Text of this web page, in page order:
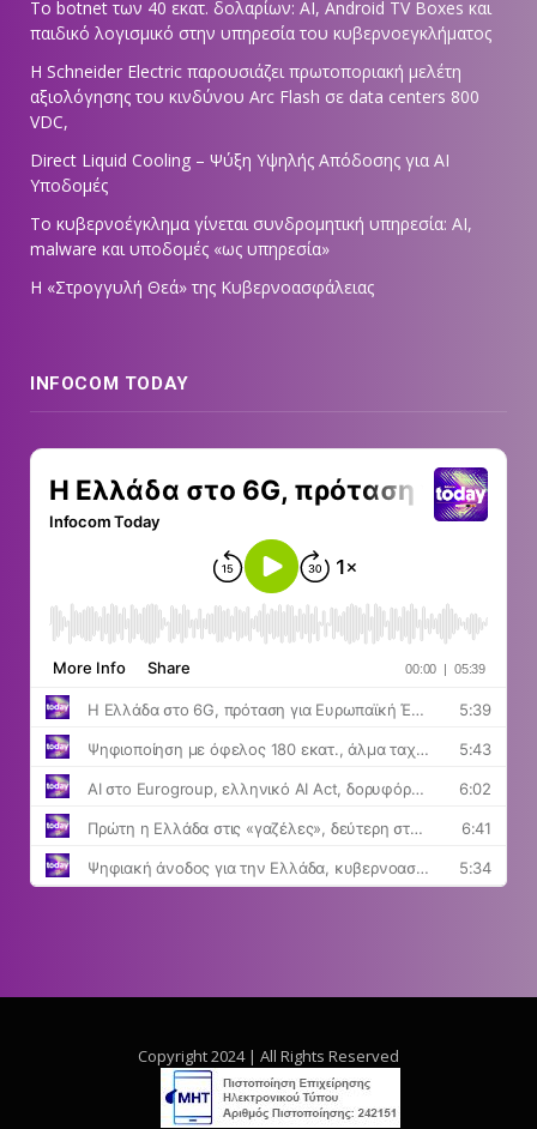
Το botnet των 40 εκατ. δολαρίων: AI, Android TV Boxes και
παιδικό λογισμικό στην υπηρεσία του κυβερνοεγκλήματος
Η Schneider Electric παρουσιάζει πρωτοποριακή μελέτη
αξιολόγησης του κινδύνου Arc Flash σε data centers 800
VDC,
Direct Liquid Cooling – Ψύξη Υψηλής Απόδοσης για AI
Υποδομές
Το κυβερνοέγκλημα γίνεται συνδρομητική υπηρεσία: AI,
malware και υποδομές «ως υπηρεσία»
Η «Στρογγυλή Θεά» της Κυβερνοασφάλειας
INFOCOM TODAY
Copyright 2024 | All Rights Reserved